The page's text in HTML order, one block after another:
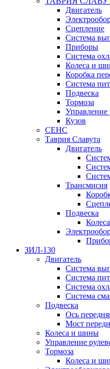
Двигатель
Сцепление
Система
Приборы
Система
Колеса и
Коробка
Система
Подвеска
Тормоза
Управление
Кузов
СЕНС
Таврия Славута
Двигатель
Трансмисия
Подвеска
ЗИЛ-130
Двигатель
Система
Система
Система
Система
Подвеска
Ось
Мост
Колеса и шины
Управление
Тормоза
Колеса и